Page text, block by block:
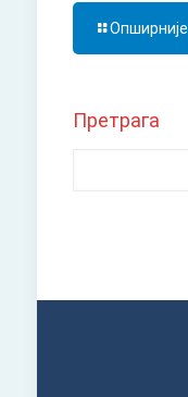
Опширније
Претрага